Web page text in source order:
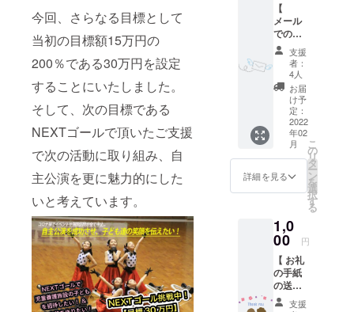
今回、さらなる目標として
当初の目標額15万円の
200％である30万円を設定
することにいたしました。
そして、次の目標である
NEXTゴールで頂いたご支援
で次の活動に取り組み、自
主公演を更に魅力的にした
いと考えています。
【
メール
でのお
礼 】
・一関
一輪車
クラブ
発表会
を応援
した
い！と
いうお
気持ち
を「ワ
ンコイ
いただ
ければ
幸いで
す。 ご
支援い
ただい
た全て
支援
者：
4人
お届
け予
定：
2022
年02
月
詳細を見る
こ
の
リ
タ
ー
ン
を
選
択
す
る
1,0
00 円
【 お礼
の手紙
の送付
】 ・と
支援